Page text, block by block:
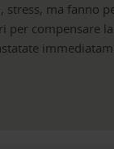
stress, ma fanno
per compensare